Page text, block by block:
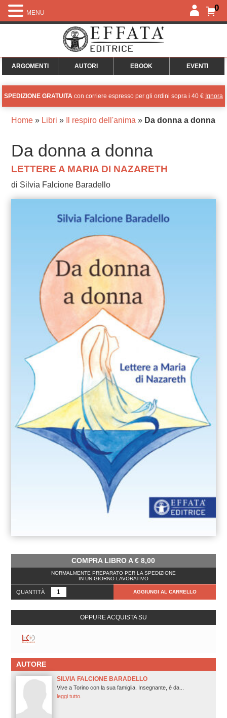
0
ARGOMENTI AUTORI EBOOK EVENTI
SPEDIZIONE GRATUITA con corriere espresso per gli ordini sopra i 40 € Ignora
Home» Libri » Il respiro dell'anima » Da donna a donna
Da donna a donna
LETTERE A MARIA DI NAZARETH
di Silvia Falcione Baradello
COMPRA LIBRO A€ 8,00
NORMALMENTE PREPARATO PER LA SPEDIZIONE
IN UN GIORNO LAVORATIVO
QUANTITÀ AGGIUNGI AL CARRELLO
OPPURE ACQUISTA SU
AUTORE
SILVIA FALCIONE BARADELLO
Vive a Torino con la sua famiglia. Insegnante, è da...
leggi tutto.
MENU